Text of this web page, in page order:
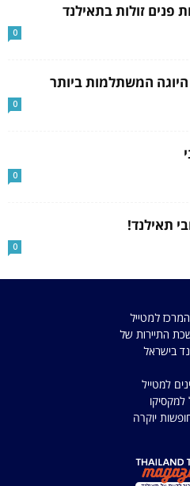
פנים זולות בתאילנד
0
המשתלמות ביותר
0
0
תאילנד!
0
למטייל
התיירות של
בישראל
למטייל
למקסיקו
יוקרה